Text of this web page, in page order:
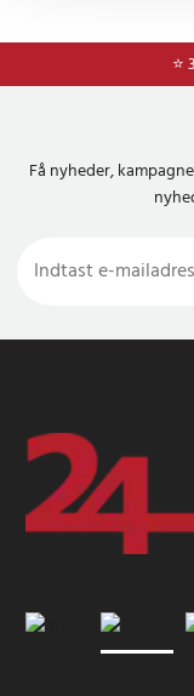
⭐
Få nyheder,